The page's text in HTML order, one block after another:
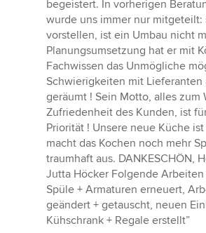
begeistert. In vorherigen
wurde uns immer nur mitgeteilt:
vorstellen, ist ein Umbau nicht
Planungsumsetzung hat er mit
Fachwissen das Unmögliche
Schwierigkeiten mit Lieferanten
geräumt ! Sein Motto, alles zum
Zufriedenheit des Kunden, ist
Priorität ! Unsere neue Küche
macht das Kochen noch mehr
traumhaft aus. DANKESCHÖN,
Jutta Höcker Folgende
Spüle + Armaturen erneuert,
geändert + getauscht, neuen
Kühschrank + Regale erstellt”